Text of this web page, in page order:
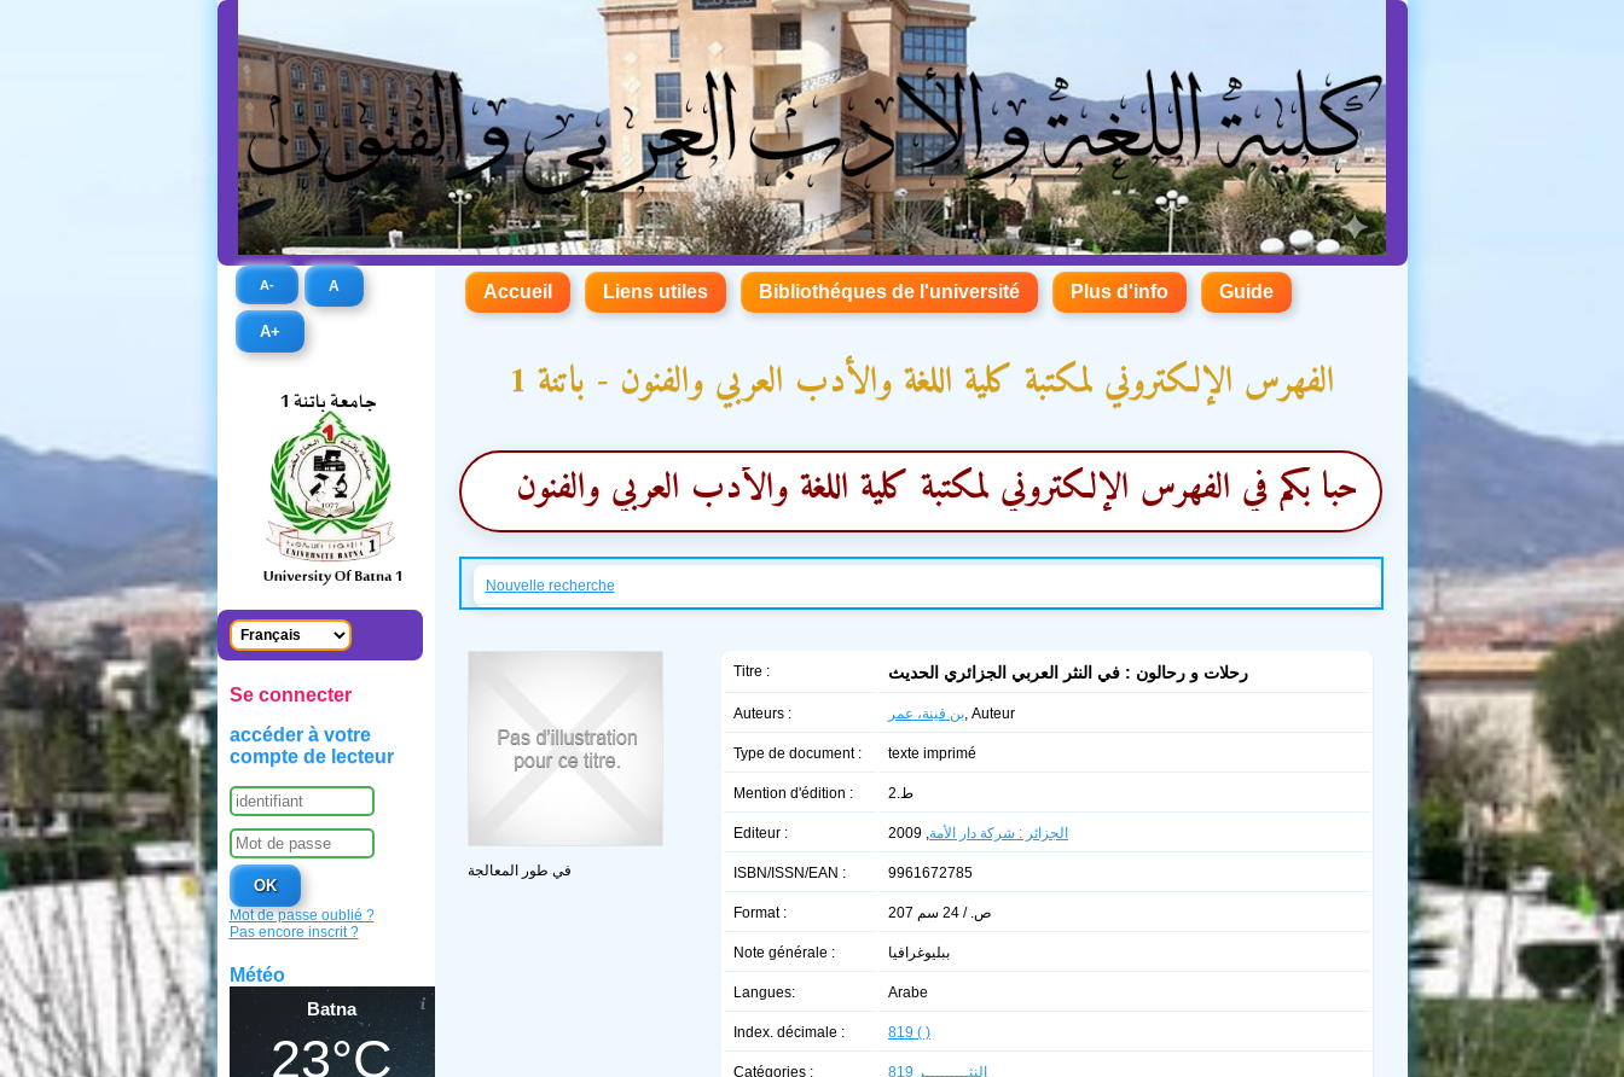
الفهرس الإلكتروني لمكتبة كلية اللغة والأدب العربي والفنون - باتنة 1
مرحباً بكم في الفهرس الإلكتروني لمكتبة كلية اللغة والأدب العربي والفنون
Nouvelle recherche
في طور المعالجة
Titre : رحلات و رحالون : في النثر العربي الجزائري الحديث
Auteurs : بن قينة، عمر, Auteur
Type de document : texte imprimé
Mention d'édition : ط.2
Editeur : الجزائر : شركة دار الأمة, 2009
ISBN/ISSN/EAN : 9961672785
Format : 207 ص. / 24 سم
Note générale : ببليوغرافيا
Langues: Arabe
Index. décimale : 819 ( )
Catégories : 819 النثـــــــــر
Accueil Liens utiles Bibliothéques de l'université Plus d'info Guide
A- A
A+
Se connecter
accéder à votre
compte de lecteur
Mot de passe oublié ?
Pas encore inscrit ?
Météo
Batna
23°C